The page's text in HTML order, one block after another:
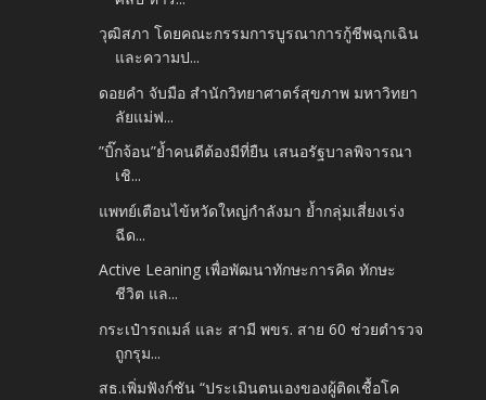
วุฒิสภา โดยคณะกรรมการบูรณาการกู้ชีพฉุกเฉิน
และความป...
ดอยคำ จับมือ สำนักวิทยาศาตร์สุขภาพ มหาวิทยา
ลัยแม่ฟ...
”บิ๊กจ้อน”ย้ำคนดีต้องมีที่ยืน เสนอรัฐบาลพิจารณา
เชิ...
แพทย์เตือนไข้หวัดใหญ่กำลังมา ย้ำกลุ่มเสี่ยงเร่ง
ฉีด...
Active Leaning เพื่อพัฒนาทักษะการคิด ทักษะ
ชีวิต แล...
กระเป๋ารถเมล์ และ สามี พขร. สาย 60 ช่วยตำรวจ
ถูกรุม...
สธ.เพิ่มฟังก์ชัน “ประเมินตนเองของผู้ติดเชื้อโค